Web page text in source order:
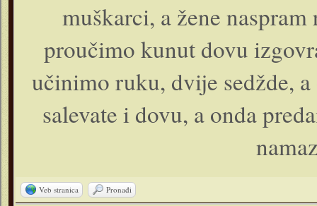
muškarci, a žene
proučimo kunut dovu
učinimo ruku, dvije sedžde,
salevate i dovu, a onda
Veb stranica Pronađi